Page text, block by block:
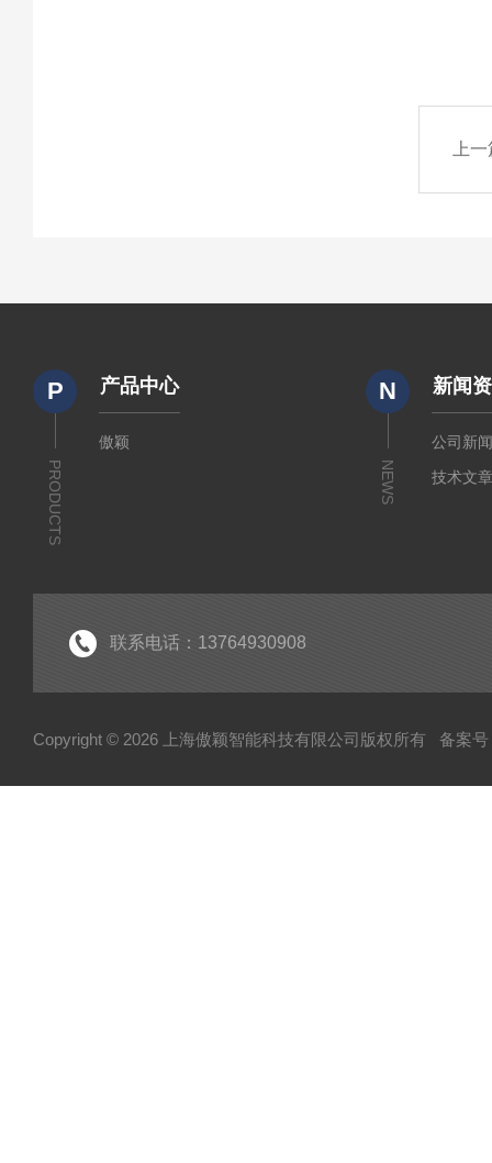
上
P
PRODUCTS
产品中心
傲颖
N
NEWS
新闻
公司新
技术文
联系电话：13764930908
Copyright © 2026 上海傲颖智能科技有限公司版权所有 备案号